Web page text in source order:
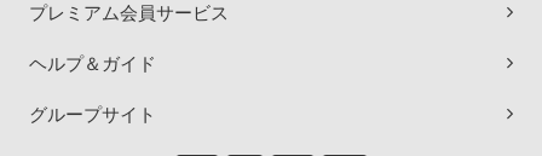
プレミアム会員サービス
ヘルプ＆ガイド
グループサイト